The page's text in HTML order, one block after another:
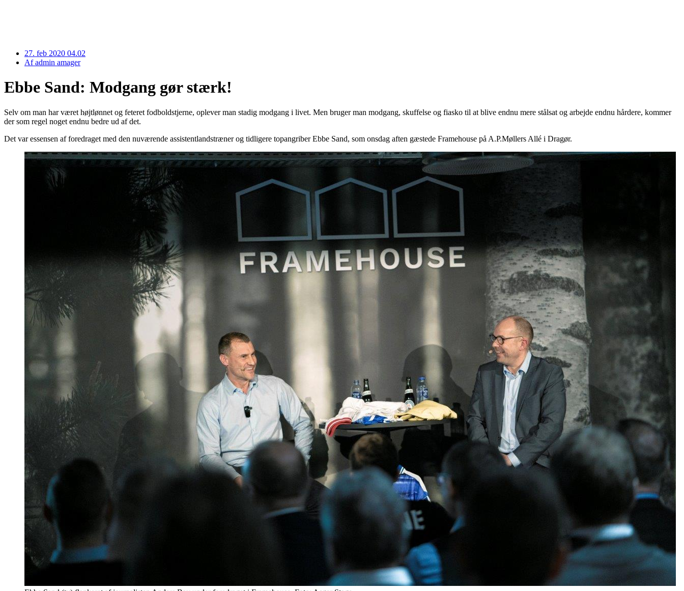
27. feb 2020 04.02
Afadmin amager
Ebbe Sand: Modgang gør stærk!
Selv om man har været højtlønnet og feteret fodboldstjerne, oplever man stadig modgang i livet. Men bruger man modgang, skuffelse og fiasko til at blive endnu mere stålsat og arbejde endnu hårdere, kommer
der som regel noget endnu bedre ud af det.
Det var essensen af foredraget med den nuværende assistentlandstræner og tidligere topangriber Ebbe Sand, som onsdag aften gæstede Framehouse på A.P.Møllers Allé i Dragør.